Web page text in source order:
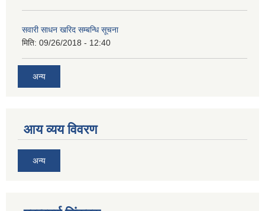
सवारी साधन खरिद सम्बन्धि सूचना
मिति: 09/26/2018 - 12:40
अन्य
आय व्यय विवरण
अन्य